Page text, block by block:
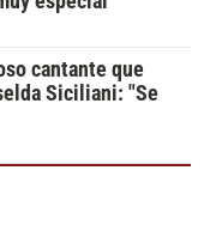
cantante que
Siciliani: "Se